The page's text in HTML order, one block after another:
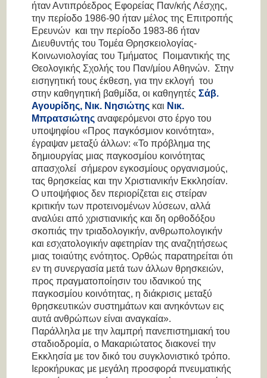
ήταν Αντιπρόεδρος Εφορείας Παν/κής Λέσχης,
την περίοδο 1986-90 ήταν μέλος της Επιτροπής
Ερευνών και την περίοδο 1983-86 ήταν
Διευθυντής του Τομέα Θρησκειολογίας-
Κοινωνιολογίας του Τμήματος Ποιμαντικής της
Θεολογικής Σχολής του Παν/μίου Αθηνών. Στην
εισηγητική τους έκθεση, για την εκλογή του
στην καθηγητική βαθμίδα, οι καθηγητέςΣάβ.
Αγουρίδης, Νικ. Νησιώτης και Νικ.
Μπρατσιώτης αναφερόμενοι στο έργο του
υποψηφίου «Προς παγκόσμιον κοινότητα»,
έγραψαν μεταξύ άλλων:«Το πρόβλημα της
δημιουργίας μιας παγκοσμίου κοινότητας
απασχολεί σήμερον εγκοσμίους οργανισμούς,
τας θρησκείας και την Χριστιανικήν Εκκλησίαν.
Ο υποψήφιος δεν περιορίζεται εις στείραν
κριτικήν των προτεινομένων λύσεων, αλλά
αναλύει από χριστιανικής και δη ορθοδόξου
σκοπιάς την τριαδολογικήν, ανθρωπολογικήν
και εσχατολογικήν αφετηρίαν της αναζητήσεως
μιας τοιαύτης ενότητος. Ορθώς παρατηρείται ότι
εν τη συνεργασία μετά των άλλων θρησκειών,
προς πραγματοποίησιν του ιδανικού της
παγκοσμίου κοινότητας, η διάκρισις μεταξύ
θρησκευτικών συστημάτων και ανηκόντων εις
αυτά ανθρώπων είναι αναγκαία».
Παράλληλα με την λαμπρή πανεπιστημιακή του
σταδιοδρομία, ο Μακαριώτατος διακονεί την
Εκκλησία με τον δικό του συγκλονιστικό τρόπο.
Ιεροκήρυκας με μεγάλη προσφορά πνευματικής